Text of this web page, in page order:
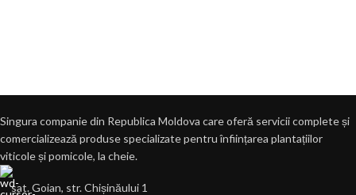
Singura companie din Republica Moldova care oferă servicii complete și
comercializează produse specializate pentru înființarea plantațiilor
viticole și pomicole, la cheie.
sat. Goian, str. Chișinăului 1